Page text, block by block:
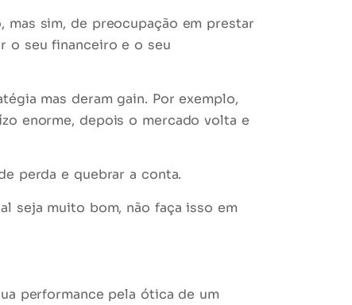
mas sim, de preocupação em prestar
o seu financeiro e o seu
mas deram gain. Por exemplo,
enorme, depois o mercado volta e
perda e quebrar a conta.
seja muito bom, não faça isso em
performance pela ótica de um